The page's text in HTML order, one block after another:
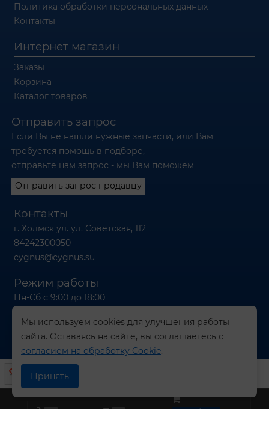
Политика обработки персональных данных
Контакты
Интернет магазин
Заказы
Корзина
Каталог товаров
Отправить запрос
Если Вы не нашли нужные запчасти, или Вам
требуется помощь в подборе,
отправьте нам запрос - мы Вам поможем
Отправить запрос продавцу
Контакты
г. Холмск ул. ул. Советская, 112
84242300050
cygnus@cygnus.su
Режим работы
Пн-Сб с 9:00 до 18:00
0 0 undefined
Мы используем cookies для улучшения работы
сайта. Оставаясь на сайте, вы соглашаетесь с
согласием на обработку Cookie.
Принять